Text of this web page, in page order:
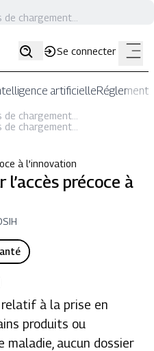
chargement...
Se connecter
artificielle
chargement...
chargement...
à l’innovation
précoce à
à la prise en
produits ou
maladie, aucun dossier